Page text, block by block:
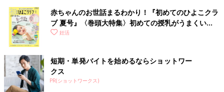
赤ちゃんのお世話まるわかり！『初めてのひよこクラ
ブ 夏号』〈巻頭大特集〉初めての授乳がうまくい
く！ おっぱい・ミルクの基本と夏のトラブル 解決テ
妊活
短期・単発バイトを始めるならショットワー
クス
PR(ショットワークス)